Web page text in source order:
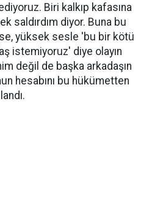
Biri kalkıp kafasına
saldırdım diyor. Buna bu
yüksek sesle 'bu bir kötü
istemiyoruz' diye olayın
değil de başka arkadaşın
hesabını bu hükümetten